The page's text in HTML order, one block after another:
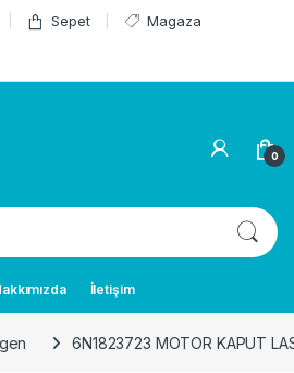
Sepet Magaza
0
İletişim
6N1823723 MOTOR KAPUT